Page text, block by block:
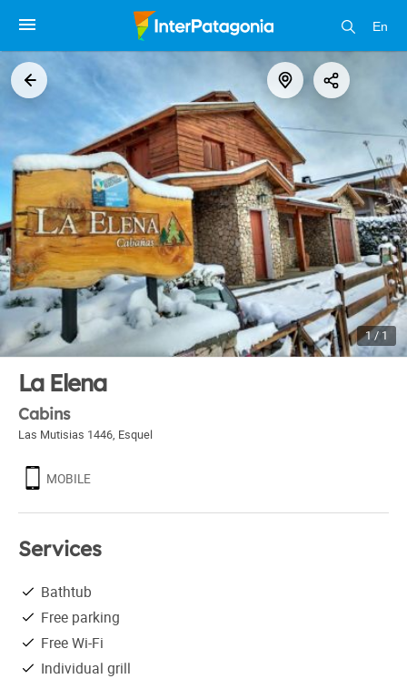
En
1 / 1
La Elena
Cabins
Las Mutisias 1446, Esquel
MOBILE
Services
Bathtub
Free parking
Free Wi-Fi
Individual grill